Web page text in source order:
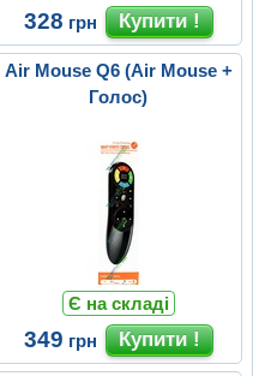
328 грн
Air Mouse Q6 (Air Mouse +
Голос)
Є на складі
349 грн